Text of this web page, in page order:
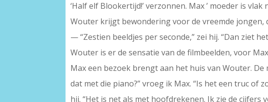
‘Half elf Blookertijd!’ verzonnen. Max ’ moeder is
Wouter krijgt bewondering voor de vreemde jongen,
— “Zestien beeldjes per seconde,” zei hij. “Dan ziet
Wouter is er de sensatie van de filmbeelden, voor
Max een bezoek brengt aan het huis van Wouter.
dat met die piano?” vroeg ik Max. “Is het een truc of
hij. “Het is net als met hoofdrekenen. Ik zie de